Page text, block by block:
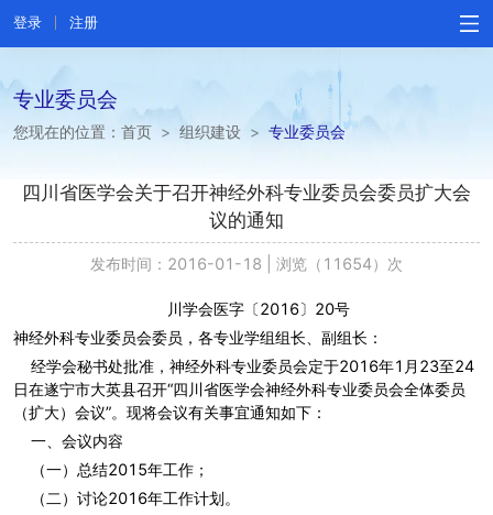
登录 注册
专业委员会
您现在的位置： 首页 > 组织建设 > 专业委员会
四川省医学会关于召开神经外科专业委员会委员扩大会
议的通知
发布时间：2016-01-18 浏览（11654）次
川学会医字〔2016〕20号
神经外科专业委员会委员，各专业学组组长、副组长：
经学会秘书处批准，神经外科专业委员会定于2016年1月23至24
日在遂宁市大英县召开“四川省医学会神经外科专业委员会全体委员
（扩大）会议”。现将会议有关事宜通知如下：
一、会议内容
（一）总结2015年工作；
（二）讨论2016年工作计划。